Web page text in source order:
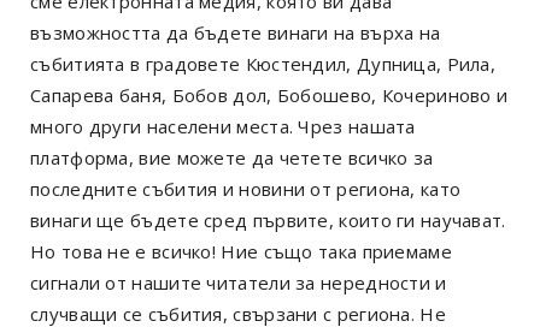
възможността да бъдете винаги на върха на
събитията в градовете Кюстендил, Дупница, Рила,
Сапарева баня, Бобов дол, Бобошево, Кочериново и
много други населени места. Чрез нашата
платформа, вие можете да четете всичко за
последните събития и новини от региона, като
винаги ще бъдете сред първите, които ги научават.
Но това не е всичко! Ние също така приемаме
сигнали от нашите читатели за нередности и
случващи се събития, свързани с региона. Не